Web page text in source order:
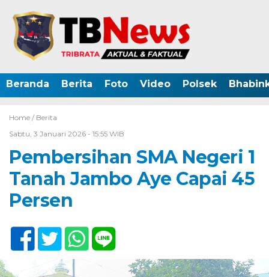
Beranda Berita Foto Video Polsek
Home / Berita
Sabtu, 3 Januari 2026 - 15:55 WIB
Pembersihan SMA Negeri 1
Tanah Jambo Aye Capai 45
Persen